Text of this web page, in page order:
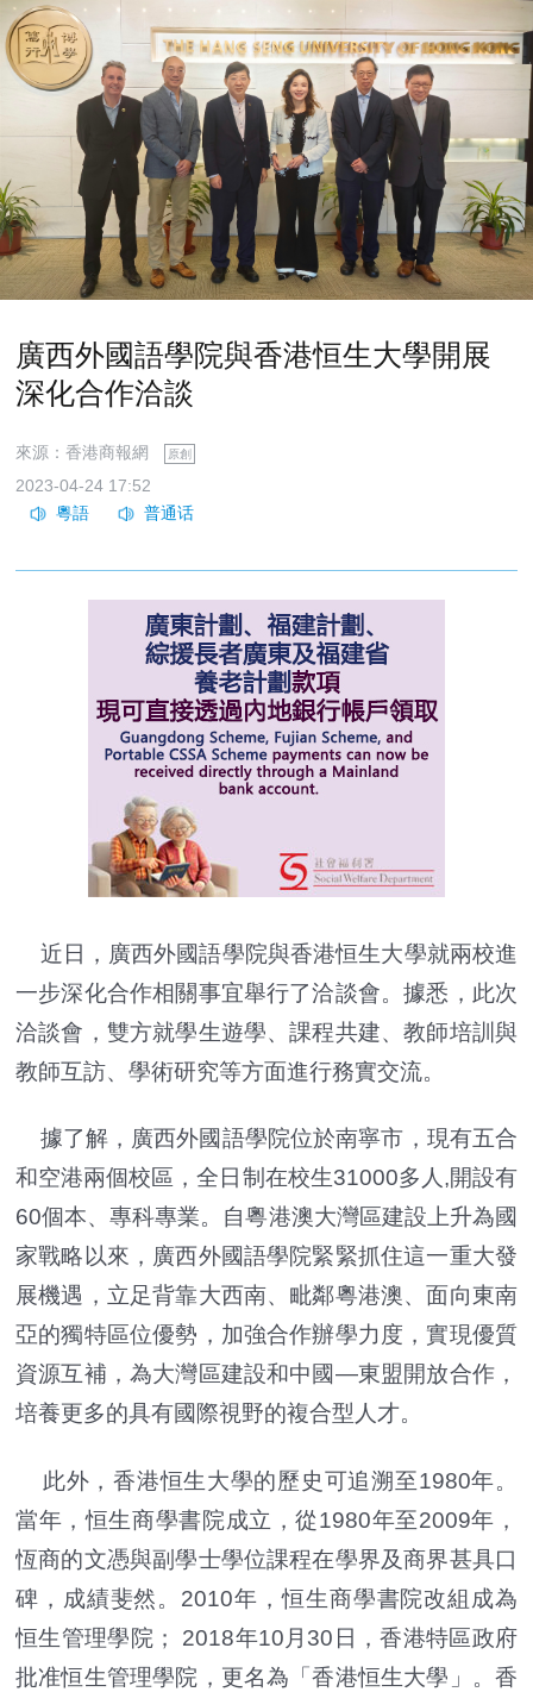
廣西外國語學院與香港恒生大學開展
深化合作洽談
來源：香港商報網 原創
2023-04-24 17:52
近日，廣西外國語學院與香港恒生大學就兩校進
一步深化合作相關事宜舉行了洽談會。據悉，此次
洽談會，雙方就學生遊學、課程共建、教師培訓與
教師互訪、學術研究等方面進行務實交流。
據了解，廣西外國語學院位於南寧市，現有五合
和空港兩個校區，全日制在校生31000多人,開設有
60個本、專科專業。自粵港澳大灣區建設上升為國
家戰略以來，廣西外國語學院緊緊抓住這一重大發
展機遇，立足背靠大西南、毗鄰粵港澳、面向東南
亞的獨特區位優勢，加強合作辦學力度，實現優質
資源互補，為大灣區建設和中國—東盟開放合作，
培養更多的具有國際視野的複合型人才。
此外，香港恒生大學的歷史可追溯至1980年。
當年，恒生商學書院成立，從1980年至2009年，
恆商的文憑與副學士學位課程在學界及商界甚具口
碑，成績斐然。2010年，恒生商學書院改組成為
恒生管理學院； 2018年10月30日，香港特區政府
批准恒生管理學院，更名為「香港恒生大學」。香